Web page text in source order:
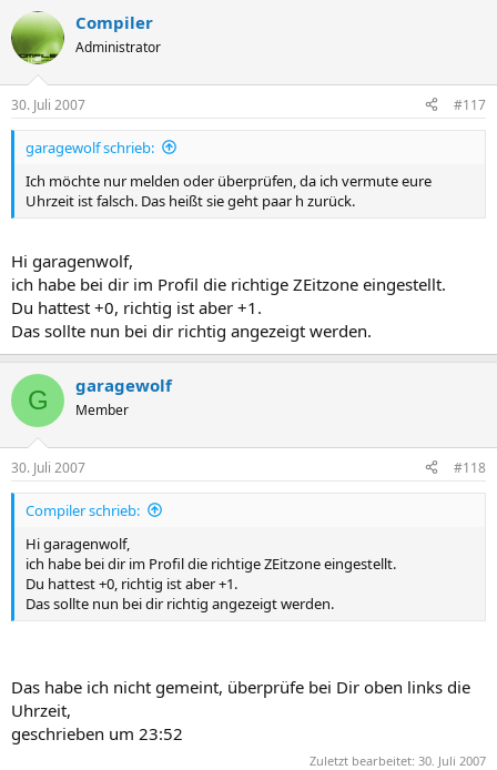
Compiler
Administrator
30. Juli 2007 #117
garagewolf schrieb:
Ich möchte nur melden oder überprüfen, da ich vermute eure
Uhrzeit ist falsch. Das heißt sie geht paar h zurück.
Hi garagenwolf,
ich habe bei dir im Profil die richtige ZEitzone eingestellt.
Du hattest +0, richtig ist aber +1.
Das sollte nun bei dir richtig angezeigt werden.
G garagewolf
Member
30. Juli 2007 #118
Compiler schrieb:
Hi garagenwolf,
ich habe bei dir im Profil die richtige ZEitzone eingestellt.
Du hattest +0, richtig ist aber +1.
Das sollte nun bei dir richtig angezeigt werden.
Das habe ich nicht gemeint, überprüfe bei Dir oben links die
Uhrzeit,
geschrieben um 23:52
Zuletzt bearbeitet: 30. Juli 2007